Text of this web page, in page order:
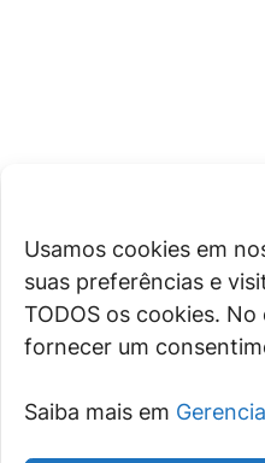
Usamos cookies em
suas preferências e
TODOS os cookies.
fornecer um
Saiba mais em